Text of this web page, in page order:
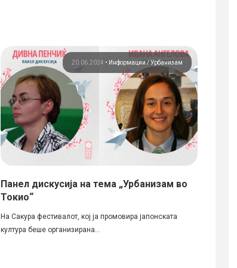
20.06.2024 • Информации Урбанизам
Панел дискусија на тема „Урбанизам во
Токио“
На Сакура фестивалот, кој ја промовира јапонската
култура беше организирана...
се